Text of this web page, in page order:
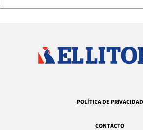
POLÍTICA DE PRIVACIDAD
CONTACTO